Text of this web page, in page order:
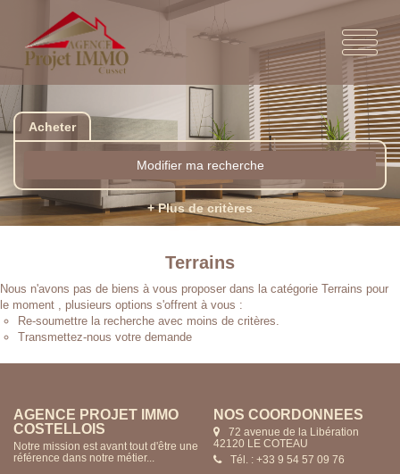
Acheter
Modifier ma recherche
+ Plus de critères
Terrains
Nous n'avons pas de biens à vous proposer dans la catégorie Terrains pour
le moment , plusieurs options s'offrent à vous :
Re-soumettre la recherche avec moins de critères.
Transmettez-nous votre demande
AGENCE PROJET IMMO
COSTELLOIS
Notre mission est avant tout d'être une
référence dans notre métier...
NOS COORDONNÉES
72 avenue de la Libération
42120 LE COTEAU
Tél. : +33 9 54 57 09 76